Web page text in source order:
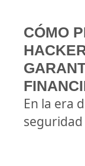
CÓMO
En la era
seguridad